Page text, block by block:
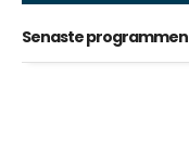
Senaste programmen